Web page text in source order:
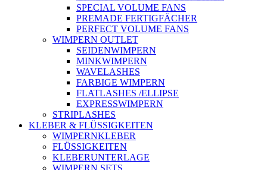
SPECIAL VOLUME FANS
PREMADE FERTIGFÄCHER
PERFECT VOLUME FANS
WIMPERN OUTLET
SEIDENWIMPERN
MINKWIMPERN
WAVELASHES
FARBIGE WIMPERN
FLATLASHES /ELLIPSE
EXPRESSWIMPERN
STRIPLASHES
KLEBER & FLÜSSIGKEITEN
WIMPERNKLEBER
FLÜSSIGKEITEN
KLEBERUNTERLAGE
WIMPERN SETS